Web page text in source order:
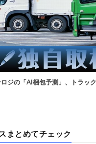
ロジの「AI梱包予測」、トラッ
スまとめてチェック